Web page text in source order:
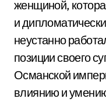
женщиной,
и
неустанно
позиции своего
Османской
влиянию и